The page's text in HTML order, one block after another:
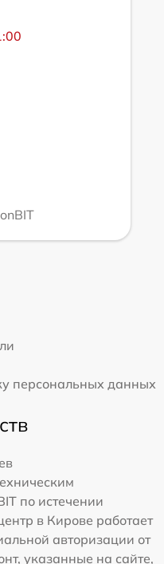
персональных данных
по истечении
в Кирове работает
авторизации от
указанные на сайте,